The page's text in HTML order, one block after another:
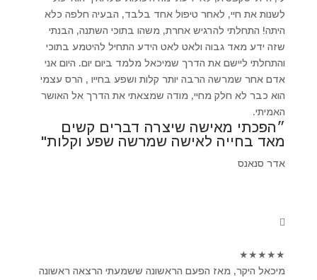
לשנות את חיי, לאחר טיפול אחד בלבד, הבעיה חלפה כלא
היתה! התחלתי להרגיש אחרת, משהו בתוכי השתנה, הבנתי
שזה ידע מאד גבוה ולאט לאט הידע התחיל להיטמע בתוכי
והתחלתי ליישם את הדרך שמיכאל מלמד ביום יום. היום אני
אדם אחר שמרשה הרבה יותר קלות ושפע בחייו , הרס עצמי
הוא כבר לא חלק מחיי, מודה שמצאתי את הדרך אל האושר
האמיתי.
״הפכתי מאישה שיצרה דברים קשים
מאד בחייה לאישה שמרשה שפע וקלות"
אדר סנאנס
★
★
★
★
★
מיכאל היקר, מאז הפעם הראשונה ששמעתי הרצאה ראשונה